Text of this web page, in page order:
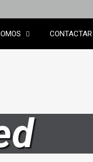
CONTACTAR